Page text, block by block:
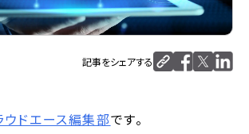
記事をシェアする
ウドエース編集部です。